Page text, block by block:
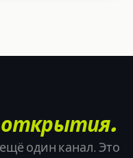
один канал. Это